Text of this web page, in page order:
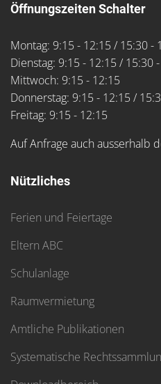
Öffnungszeiten Schalter
Montag: 9:15 - 12:15 / 15:30 -
Dienstag: 9:15 - 12:15 / 15:30
Mittwoch: 9:15 - 12:15
Donnerstag: 9:15 - 12:15 /
Freitag: 9:15 - 12:15
Auf Anfrage auch ausserhalb
Nützliches
Ferien und Feiertage
Eltern ABC
Schulanlage
Raumvermietung
Amtliche Publikationen
Systematische